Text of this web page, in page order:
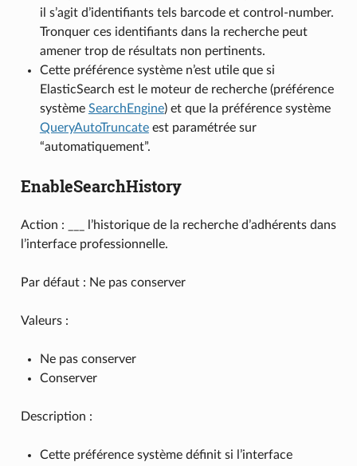
il s’agit d’identifiants tels barcode et control-number.
Tronquer ces identifiants dans la recherche peut
amener trop de résultats non pertinents.
Cette préférence système n’est utile que si
ElasticSearch est le moteur de recherche (préférence
système SearchEngine) et que la préférence système
QueryAutoTruncateest paramétrée sur
“automatiquement”.
EnableSearchHistory
Action : ___ l’historique de la recherche d’adhérents dans
l’interface professionnelle.
Par défaut : Ne pas conserver
Valeurs :
Ne pas conserver
Conserver
Description :
Cette préférence système définit si l’interface